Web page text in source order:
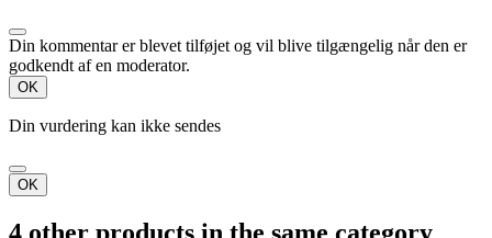
Din kommentar er blevet tilføjet og vil blive tilgængelig når den er
godkendt af en moderator.
OK
Din vurdering kan ikke sendes
OK